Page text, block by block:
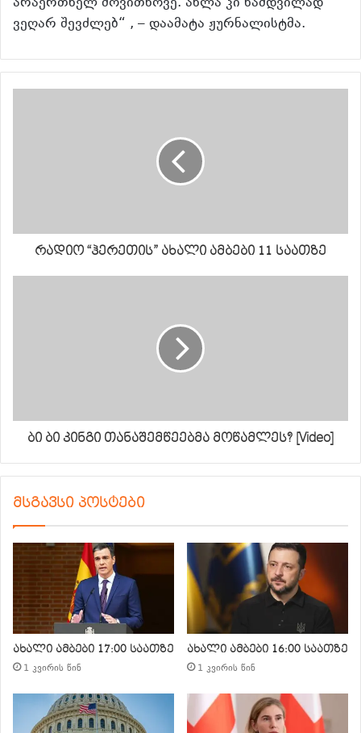
ვეღარ შევძლებ“ , – დაამატა ჟურნალისტმა.
რადიო “ჰერეთის” ახალი ამბები 11 საათზე
ბი ბი კინგი თანაშემწეებმა მოწამლეს? [Video]
მსგავსი პოსტები
ახალი ამბები 17:00 საათზე
1 კვირის წინ
ახალი ამბები 16:00 საათზე
1 კვირის წინ